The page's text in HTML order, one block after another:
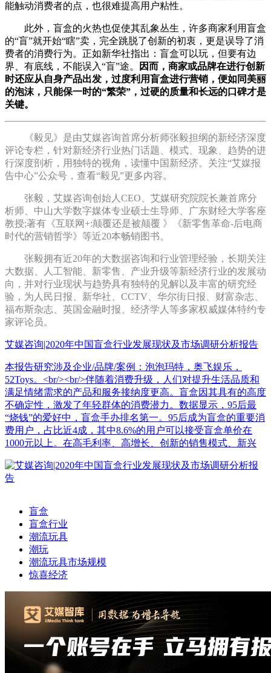
能触动消费者的点，也很难提高用户粘性。
此外，盲盒的火热也促使其乱象丛生，许多商家利用盲盒
的“盲”就开始“瞎”卖，完全跳脱了创新的初衷，更是误导了消
费者的消费行为。正如新华社指出：盲盒可以玩，但要有边
界、有底线，不能误入“盲”途。
因而，商家或品牌在进行创新
时还应从自身产品出发，过度利用盲盒进行营销，便如同美丽
的泡沫，只能保一时的“繁荣”，过硬的质量和长远的口碑才是
关键。
《毅见》是由艾媒咨询首席分析师张毅担纲的新经济深度
评论专栏，针对新经济行业热门话题、模式、现象、趋势的进
行深度剖析，用独特的视角，读懂中国新经济。关注“艾媒报
告中心”公众号，查看“毅见”更多内容。
张毅，艾媒咨询创始人CEO、艾媒研究院院长兼首席分
析师、中山大学数字媒体专业硕士生导师、广东财经大学客座
教授;著有《互联网+:颠覆还是被颠覆 》《新零售革命-后电商
时代的营销哲学》等近20本畅销图书。
张毅拥有近20年的大数据咨询和行业管理经验，长期关注
大数据、人工智能、新零售、产业升级等新经济行业的发展动
向，并对行业现状与趋势具有独特的见解以及丰富的研究经
验，为人民日报、新华社、CCTV、华尔街日报、财富杂志、
福布斯杂志、英国金融时报、经济学人等多家权威媒体特约专
家评论员。
艾媒咨询|2020年中国盲盒行业发展现状及市场调研分析报告
本报告研究涉及企业/品牌/案例：泡泡玛特，奥飞娱乐，
52Toys。<br/><br/>伴随着消费升级，人们对提升生活品质和
满足情绪需求的产品和服务接纳度更高。盲盒因其具有的高度
不确定性，激发了年轻群体的消费潜力。数据显示，95后最
“烧钱”的爱好中，盲盒手办排名第一。95后成为盲盒的重要消
费用户，占比近4成，其中8.6%的用户可以接受盲盒单价在
1000元以上。在高毛利率、高增长、创新的销售模式、新兴
盲盒
盲盒行业
潮流玩具
潮玩
潮流玩具市场规模
惊喜经济